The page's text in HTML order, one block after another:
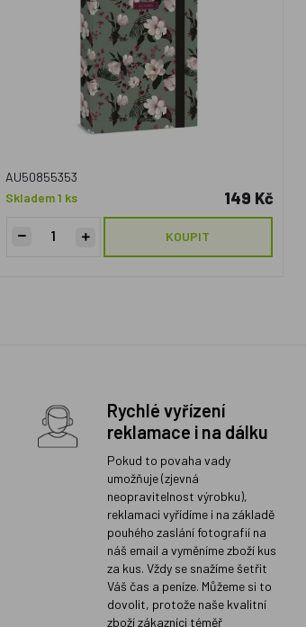
AU50855353
Skladem 1 ks
149 Kč
KOUPIT
Rychlé vyřízení
reklamace i na dálku
Pokud to povaha vady
umožňuje (zjevná
neopravitelnost výrobku),
reklamaci vyřídíme i na základě
pouhého zaslání fotografií na
náš email a vyměníme zboží kus
za kus. Vždy se snažíme šetřit
Váš čas a peníze. Můžeme si to
dovolit, protože naše kvalitní
zboží zákazníci téměř